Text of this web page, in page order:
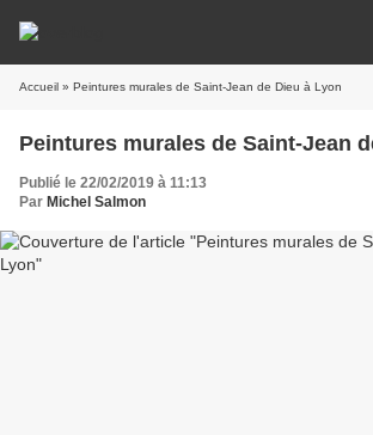
Accueil » Peintures murales de Saint-Jean de Dieu à Lyon
Peintures murales de Saint-Jean
Publié le 22/02/2019 à 11:13
Par Michel Salmon